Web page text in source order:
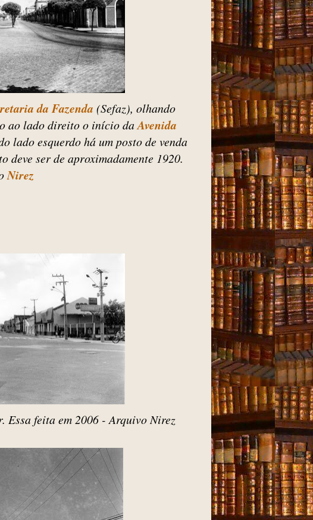
da Fazenda (Sefaz), olhando
ao lado direito o início daAvenida
lado esquerdo há um posto de venda
deve ser de aproximadamente 1920.
Nirez
Essa feita em 2006 - Arquivo Nirez